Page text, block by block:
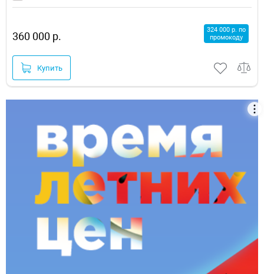
360 000 р.
324 000 р. по
промокоду
Купить